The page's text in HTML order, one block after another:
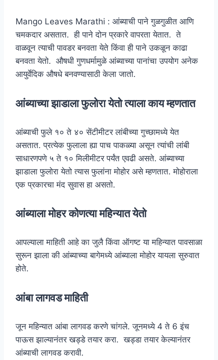
Mango Leaves Marathi : आंब्याची पाने गुळगुळीत आणि
चमकदार असतात. ही पाने दोन प्रकारे वापरता येतात. ते
वाळवून त्याची पावडर बनवता येते किंवा ही पाने उकळून काढा
बनवता येतो. औषधी गुणधर्मामुळे आंब्याच्या पानांचा उपयोग अनेक
आयुर्वेदिक औषधे बनवण्यासाठी केला जातो.
आंब्याच्या झाडाला फुलोरा येतो त्याला काय म्हणतात
आंब्याची फुले १० ते ४० सेंटीमीटर लांबीच्या गुच्छामध्ये येत
असतात. प्रत्येक फुलाला ह्या पाच पाकळ्या असून त्यांची लांबी
साधारणपणे ५ ते १० मिलीमीटर पर्यंत एवढी असते. आंब्याच्या
झाडाला फुलोरा येतो त्यास फुलांना मोहोर असे म्हणतात. मोहोराला
एक प्रकारचा मंद सुवास हा असतो.
आंब्याला मोहर कोणत्या महिन्यात येतो
आपल्याला माहिती आहे का जुलै किंवा ऑगष्ट या महिन्यात पावसाळा
सुरून झाला की आंब्याच्या बागेमध्ये आंब्याला मोहोर यायला सुरुवात
होते.
आंबा लागवड माहिती
जून महिन्यात आंबा लागवड करणे चांगले. जूनमध्ये 4 ते 6 इंच
पाऊस झाल्यानंतर खड्डे तयार करा. खड्डा तयार केल्यानंतर
आंब्याची लागवड करावी.